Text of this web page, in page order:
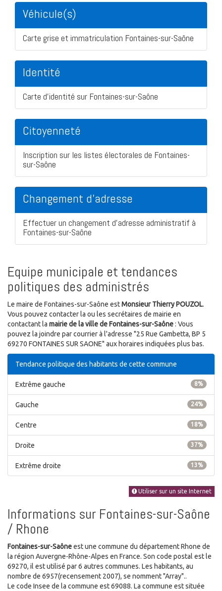
Véhicule(s)
Carte grise et immatriculation Fontaines-sur-Saône
Identité
Carte d'identité sur Fontaines-sur-Saône
Citoyenneté
Inscription sur les listes électorales de Fontaines-
sur-Saône
Changement d'adresse
Effectuer un changement d'adresse administratif à
Fontaines-sur-Saône
Equipe municipale et tendances
politiques des administrés
Le maire de Fontaines-sur-Saône estMonsieur Thierry POUZOL.
Vous pouvez contacter la ou les secrétaires de mairie en
contactant la mairie de la ville de Fontaines-sur-Saône: Vous
pouvez la joindre par courrier à l'adresse "25 Rue Gambetta, BP 5
69270 FONTAINES SUR SAONE" aux horaires indiquées plus bas.
Tendance politique des habitants de cette commune
8%
Extrême gauche
24%
Gauche
18%
Centre
37%
Droite
13%
Extrême droite
Utiliser sur un site Internet
Informations sur Fontaines-sur-Saône
/ Rhone
Fontaines-sur-Saôneest une commune du département Rhone de
la région Auvergne-Rhône-Alpes en France. Son code postal est le
69270, il est utilisé par 6 autres communes. Les habitants, au
nombre de 6957(recensement 2007), se nomment "Array"..
Le code Insee de la commune est 69088. La commune est située